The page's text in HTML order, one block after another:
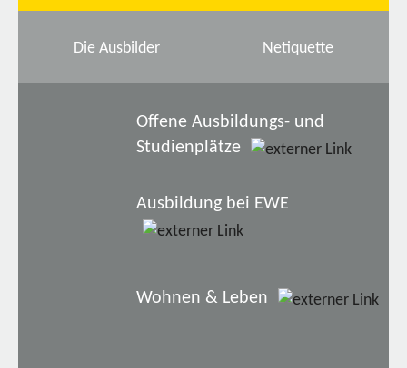
Die Ausbilder Netiquette
Offene Ausbildungs- und
Studienplätze
Ausbildung bei EWE
Wohnen & Leben